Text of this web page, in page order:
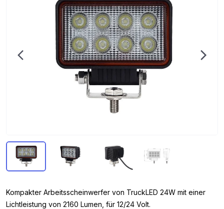
Kompakter Arbeitsscheinwerfer von TruckLED 24W mit einer
Lichtleistung von 2160 Lumen, für 12/24 Volt.